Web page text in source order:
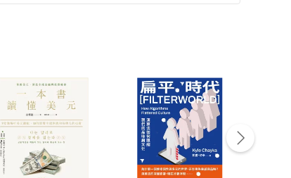
2條第5款之規定，「非以有形媒介提供之數位
媒介提供之數位內容，消費者同意若訂購後
瀏覽訂單明細」
「申請取消訂單/退
付款方式
Payment
完成訂單
Complete